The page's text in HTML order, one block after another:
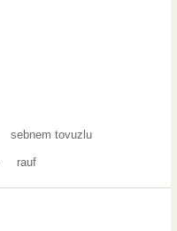
sebnem tovuzlu
rauf